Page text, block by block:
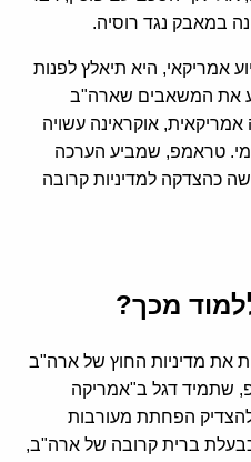
במאבק נגד רוסיה.
אמריקאי, היא תיאלץ לפנות
את המשאבים שארה"ב
אוקראינה עשויה
טראמפ, שמביע הערכה
כהצדקה למדיניות קרובה
מכך?
את מדיניות החוץ של ארה"ב
שתמיד דגל ב"אמריקה
הפחתת מעורבות
כבעלת ברית קרובה של ארה"ב,